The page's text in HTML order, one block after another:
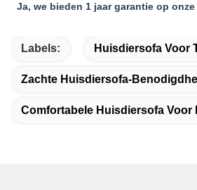
Ja, we bieden 1 jaar garantie op
Labels: Huisdiersofa Voor
Zachte Huisdiersofa-
Comfortabele Huisdiersofa Voor